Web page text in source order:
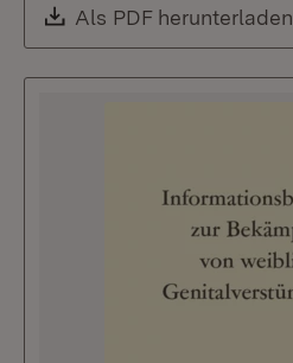
Download:
Als PDF herunterladen